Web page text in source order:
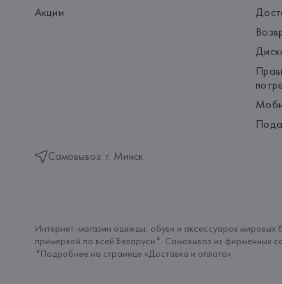
Акции
Самовывоз: г. Минск
Интернет-магазин одежды, обуви и аксессуаров мировых
примеркой по всей Беларуси*. Самовывоз из фирменных
*Подробнее на странице «Доставка и оплата»